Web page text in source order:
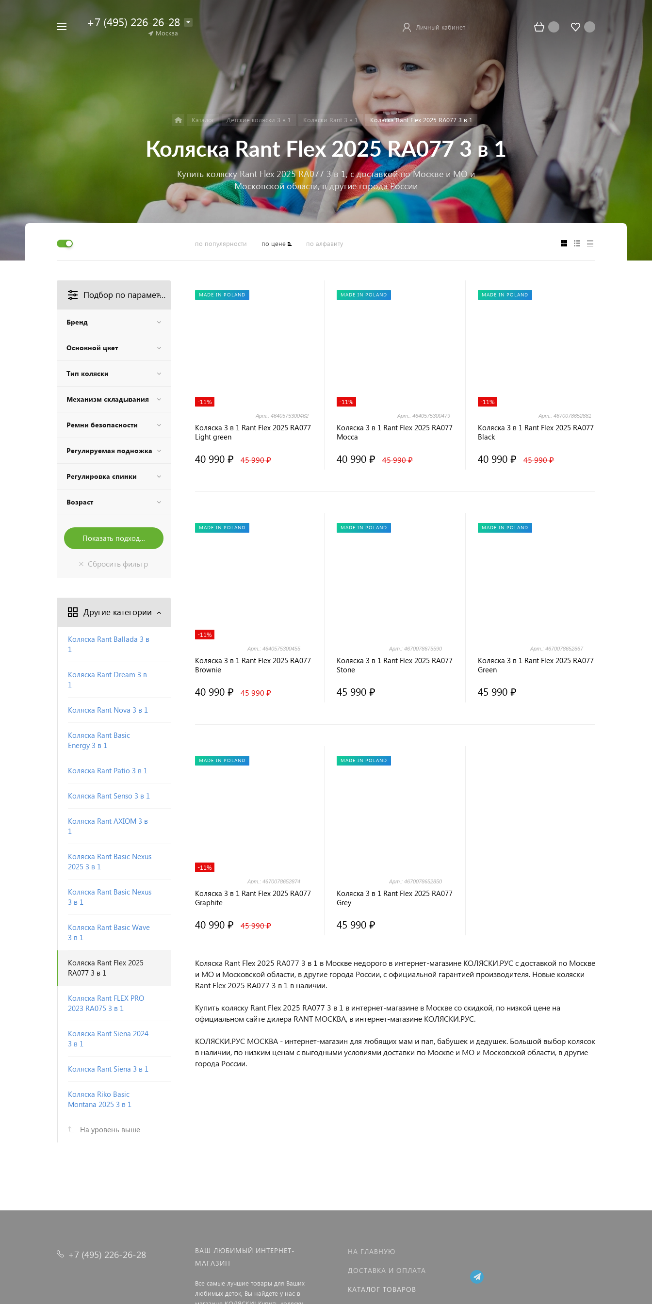
+7 (495) 226-26-28
Москва
Личный кабинет
Каталог Детские коляски 3 в 1 Коляски Rant 3 в 1 Коляска Rant Flex 2025 RA077 3 в 1
Коляска Rant Flex 2025 RA077 3 в 1
Купить коляску Rant Flex 2025 RA077 3 в 1, с доставкой по Москве и МО и
Московской области, в другие города России
по популярности по цене по алфавиту
Подбор по параметрам
Бренд
Основной цвет
Тип коляски
Механизм складывания
Ремни безопасности
Регулируемая подножка
Регулировка спинки
Возраст
Другие категории
Коляска Rant Ballada 3 в
1
Коляска Rant Dream 3 в
1
Коляска Rant Nova 3 в 1
Коляска Rant Basic
Energy 3 в 1
Коляска Rant Patio 3 в 1
Коляска Rant Senso 3 в 1
Коляска Rant AXIOM 3 в
1
Коляска Rant Basic Nexus
2025 3 в 1
Коляска Rant Basic Nexus
3 в 1
Коляска Rant Basic Wave
3 в 1
Коляска Rant Flex 2025
RA077 3 в 1
Коляска Rant FLEX PRO
2023 RA075 3 в 1
Коляска Rant Siena 2024
3 в 1
Коляска Rant Siena 3 в 1
Коляска Riko Basic
Montana 2025 3 в 1
На уровень выше
MADE IN POLAND
-11%
Арт.: 4640575300462
Коляска 3 в 1 Rant Flex 2025 RA077
Light green
40 990 ₽ 45 990 ₽
MADE IN POLAND
-11%
Арт.: 4640575300479
Коляска 3 в 1 Rant Flex 2025 RA077
Mocca
40 990 ₽ 45 990 ₽
MADE IN POLAND
-11%
Арт.: 4670078652881
Коляска 3 в 1 Rant Flex 2025 RA077
Black
40 990 ₽ 45 990 ₽
MADE IN POLAND
-11%
Арт.: 4640575300455
Коляска 3 в 1 Rant Flex 2025 RA077
Brownie
40 990 ₽ 45 990 ₽
MADE IN POLAND
Арт.: 4670078675590
Коляска 3 в 1 Rant Flex 2025 RA077
Stone
45 990 ₽
MADE IN POLAND
Арт.: 4670078652867
Коляска 3 в 1 Rant Flex 2025 RA077
Green
45 990 ₽
MADE IN POLAND
-11%
Арт.: 4670078652874
Коляска 3 в 1 Rant Flex 2025 RA077
Graphite
40 990 ₽ 45 990 ₽
MADE IN POLAND
Арт.: 4670078652850
Коляска 3 в 1 Rant Flex 2025 RA077
Grey
45 990 ₽
Коляска Rant Flex 2025 RA077 3 в 1 в Москве недорого в интернет-магазине КОЛЯСКИ.РУС с доставкой по Москве
и МО и Московской области, в другие города России, с официальной гарантией производителя. Новые коляски
Rant Flex 2025 RA077 3 в 1 в наличии.
Купить коляску Rant Flex 2025 RA077 3 в 1 в интернет-магазине в Москве со скидкой, по низкой цене на
официальном сайте дилера RANT МОСКВА, в интернет-магазине КОЛЯСКИ.РУС.
КОЛЯСКИ.РУС МОСКВА - интернет-магазин для любящих мам и пап, бабушек и дедушек. Большой выбор колясок
в наличии, по низким ценам с выгодными условиями доставки по Москве и МО и Московской области, в другие
города России.
+7 (495) 226-26-28
ВАШ ЛЮБИМЫЙ ИНТЕРНЕТ-
МАГАЗИН
Все самые лучшие товары для Ваших
любимых деток, Вы найдете у нас в
НА ГЛАВНУЮ
ДОСТАВКА И ОПЛАТА
КАТАЛОГ ТОВАРОВ